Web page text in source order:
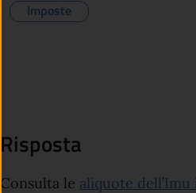
Imposte
Risposta
Consulta le aliquote